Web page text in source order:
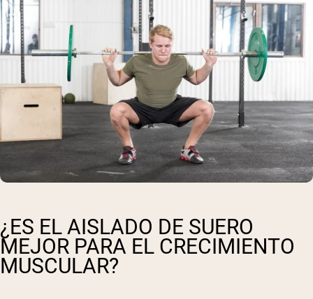
¿ES EL AISLADO DE SUERO
MEJOR PARA EL CRECIMIENTO
MUSCULAR?
Language: